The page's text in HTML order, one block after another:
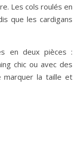
Les cols roulés en
que les cardigans
en deux pièces :
chic ou avec des
marquer la taille et